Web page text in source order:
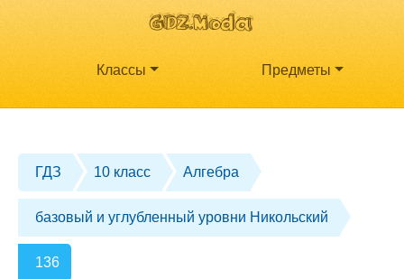
Классы Предметы
ГДЗ 10 класс Алгебра
базовый и углубленный уровни Никольский
136